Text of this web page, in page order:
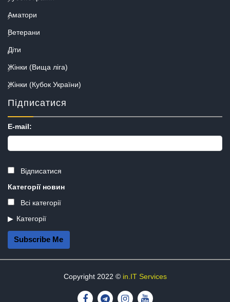
Аматори
Ветерани
Діти
Жінки (Вища ліга)
Жінки (Кубок України)
Підписатися
E-mail:
Відписатися
Категорії новин
Всі категорії
Категорії
Subscribe Me
Copyright 2022 © in.IT Services